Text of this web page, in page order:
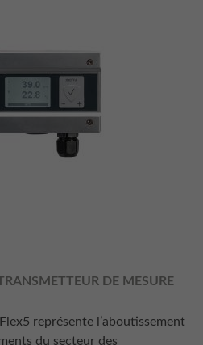
DE MESURE
représente l’aboutissement
du secteur des